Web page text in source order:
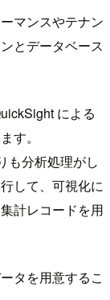
マンスやテナン
とデータベース
による
す。
も分析処理がし
して、可視化に
計レコードを用
タを用意するこ